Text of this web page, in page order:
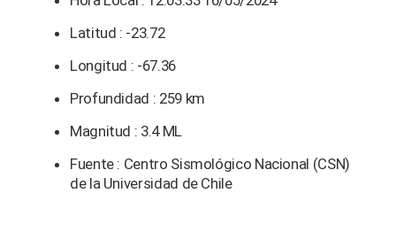
Latitud : -23.72
Longitud : -67.36
Profundidad : 259 km
Magnitud : 3.4 ML
Fuente : Centro Sismológico Nacional (CSN)
de la Universidad de Chile